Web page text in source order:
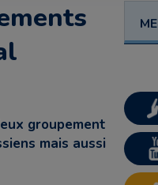
groupement
mais aussi